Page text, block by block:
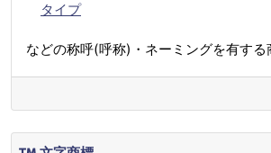
タイプ
などの称呼(呼称)・ネーミングを有する